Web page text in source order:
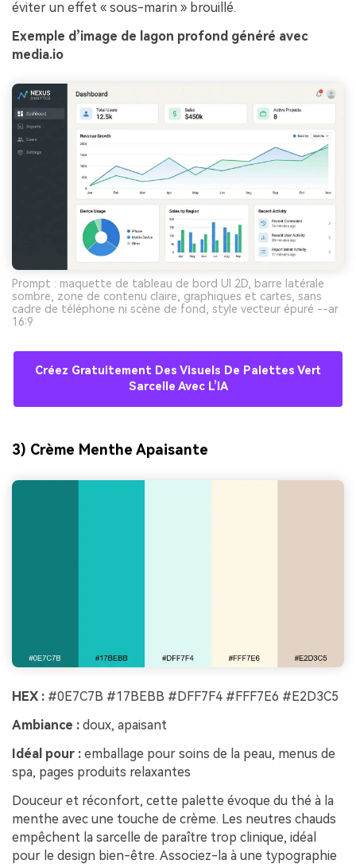
éviter un effet « sous-marin » brouillé.
Exemple d’image de lagon profond généré avec
media.io
Prompt : maquette de tableau de bord UI 2D, barre latérale
sombre, zone de contenu claire, graphiques et cartes, sans
cadre de téléphone ni scène de fond, style vecteur épuré --ar
16:9
Créez Gratuitement Des Visuels De Palettes Vert
Sarcelle Avec L’IA
3) Crème Menthe Apaisante
HEX : #0E7C7B #17BEBB #DFF7F4 #FFF7E6 #E2D3C5
Ambiance : doux, apaisant
Idéal pour : emballage pour soins de la peau, menus de
spa, pages produits relaxantes
Douceur et réconfort, cette palette évoque du thé à la
menthe avec une touche de crème. Les neutres chauds
empêchent la sarcelle de paraître trop clinique, idéal
pour le design bien-être. Associez-la à une typographie